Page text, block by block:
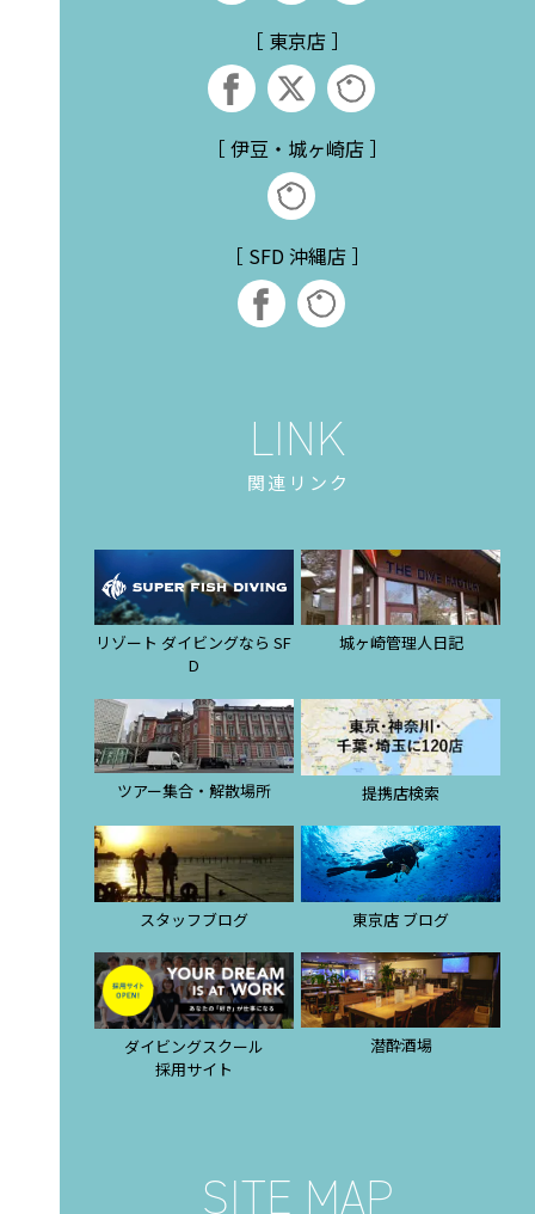
［ 東京店 ］
［ 伊豆・城ヶ崎店 ］
［ SFD 沖縄店 ］
関連リンク
リゾート ダイビングなら SF
D
城ヶ崎管理人日記
ツアー集合・解散場所 提携店検索
スタッフブログ 東京店 ブログ
ダイビングスクール
採用サイト
潜酔酒場